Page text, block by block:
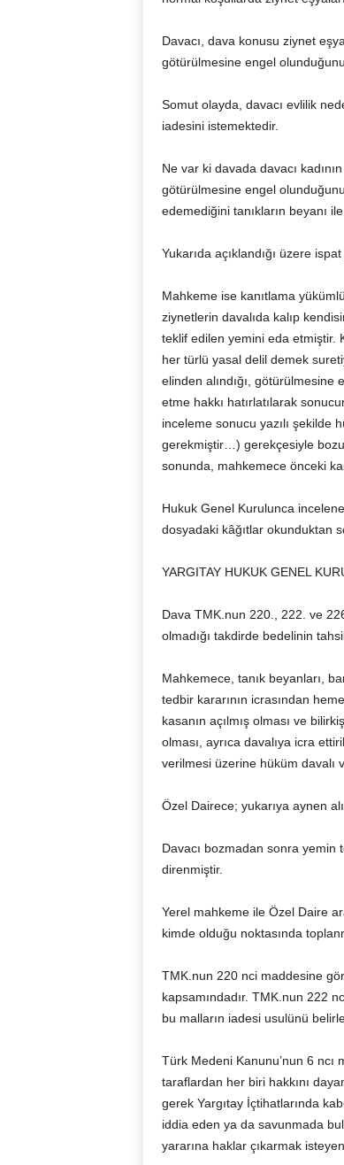
Davacı, dava konusu ziynet
götürülmesine engel
Somut olayda, davacı evlilik
iadesini istemektedir.
Ne var ki davada davacı
götürülmesine engel
edemediğini tanıkların beyanı
Yukarıda açıklandığı üzere
Mahkeme ise kanıtlama
ziynetlerin davalıda kalıp
teklif edilen yemini eda etmiştir.
her türlü yasal delil demek
elinden alındığı, götürülmesine
etme hakkı hatırlatılarak
inceleme sonucu yazılı şekilde
gerekmiştir…) gerekçesiyle
sonunda, mahkemece önceki
Hukuk Genel Kurulunca
dosyadaki kâğıtlar okunduktan
YARGITAY HUKUK GENEL
Dava TMK.nun 220., 222. ve
olmadığı takdirde bedelinin
Mahkemece, tanık beyanları,
tedbir kararının icrasından
kasanın açılmış olması ve
olması, ayrıca davalıya icra
verilmesi üzerine hüküm davalı
Özel Dairece; yukarıya aynen
Davacı bozmadan sonra
direnmiştir.
Yerel mahkeme ile Özel Daire
kimde olduğu noktasında
TMK.nun 220 nci maddesine
kapsamındadır. TMK.nun 222
bu malların iadesi usulünü
Türk Medeni Kanunu’nun 6 ncı
taraflardan her biri hakkını
gerek Yargıtay İçtihatlarında
iddia eden ya da savunmada
yararına haklar çıkarmak